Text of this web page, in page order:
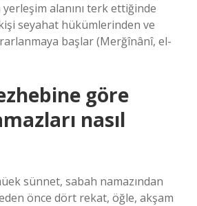
alanını terk ettiğinde
seyahat hükümlerinden ve
başlar (Merğînânî, el-
göre
nasıl
sünnet, sabah namazından
önce dört rekat, öğle, akşam